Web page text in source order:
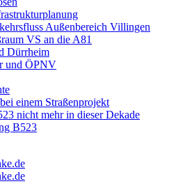
Außenbereich Villingen
VS an die A81
Dürrheim
und ÖPNV
einem Straßenprojekt
nicht mehr in dieser Dekade
B523